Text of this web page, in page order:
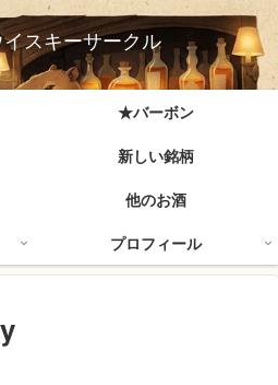
スキーサークル
★バーボン
新しい銘柄
他のお酒
プロフィール